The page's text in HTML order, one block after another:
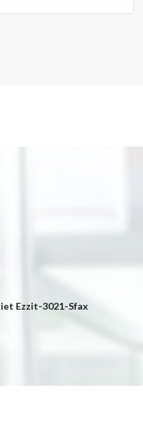
Ezzit-3021-Sfax